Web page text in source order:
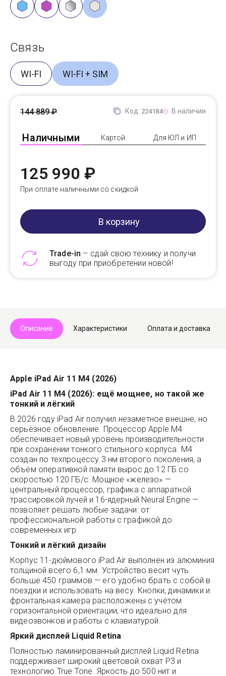
Связь
WI-FI WI-FI + SIM
Код: 224184 В наличии
Наличными Картой Для ЮЛ и ИП
144 889 ₽
125 990 ₽
При оплате наличными со скидкой
В корзину
Trade-in – сдай свою технику и получи
выгоду при приобретении новой!
Описание Характеристики Оплата и доставка
Apple iPad Air 11 M4 (2026)
iPad Air 11 M4 (2026): ещё мощнее, но такой же
тонкий и лёгкий
В 2026 году iPad Air получил незаметное внешне, но
серьёзное обновление. Процессор Apple M4
обеспечивает новый уровень производительности
при сохранении тонкого стильного корпуса. M4
создан по техпроцессу 3 нм второго поколения, а
объём оперативной памяти вырос до 12 ГБ со
скоростью 120 ГБ/с. Мощное «железо» —
центральный процессор, графика с аппаратной
трассировкой лучей и 16-ядерный Neural Engine —
позволяет решать любые задачи: от
профессиональной работы с графикой до
современных игр.
Тонкий и лёгкий дизайн
Корпус 11-дюймового iPad Air выполнен из алюминия
толщиной всего 6,1 мм. Устройство весит чуть
больше 450 граммов — его удобно брать с собой в
поездки и использовать на весу. Кнопки, динамики и
фронтальная камера расположены с учётом
горизонтальной ориентации, что идеально для
видеозвонков и работы с клавиатурой.
Яркий дисплей Liquid Retina
Полностью ламинированный дисплей Liquid Retina
поддерживает широкий цветовой охват P3 и
технологию True Tone. Яркость до 500 нит и